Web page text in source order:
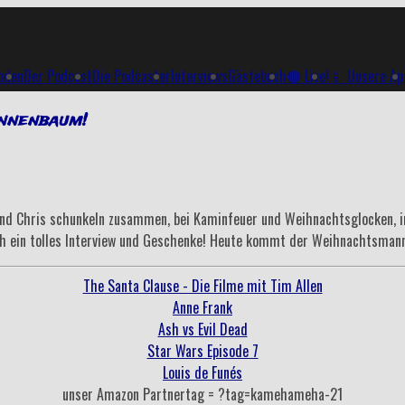
Der PodcastDie PodcasterInterviewsGästebuch🔴 Live! 📱 Unsere
schunkeln zusammen, bei Kaminfeuer und
ein tolles Interview und Geschenke! Heute kommt der
The Santa Clause - Die Filme mit Tim Allen
Anne Frank
Ash vs Evil Dead
Star Wars Episode 7
Louis de Funés
unser Amazon Partnertag = ?tag=kamehameha-21